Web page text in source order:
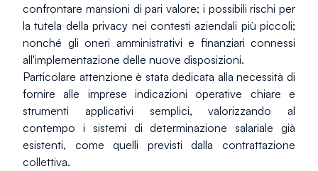
confrontare mansioni di pari valore; i possibili rischi per
la tutela della privacy nei contesti aziendali più piccoli;
nonché gli oneri amministrativi e finanziari connessi
all'implementazione delle nuove disposizioni.
Particolare attenzione è stata dedicata alla necessità di
fornire alle imprese indicazioni operative chiare e
strumenti applicativi semplici, valorizzando al
contempo i sistemi di determinazione salariale già
esistenti, come quelli previsti dalla contrattazione
collettiva.